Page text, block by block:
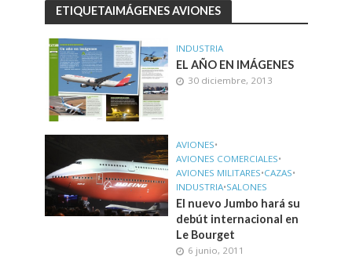
ETIQUETAIMÁGENES AVIONES
INDUSTRIA
EL AÑO EN IMÁGENES
30 diciembre, 2013
AVIONES•
AVIONES COMERCIALES•
AVIONES MILITARES•CAZAS•
INDUSTRIA•SALONES
El nuevo Jumbo hará su
debút internacional en
Le Bourget
6 junio, 2011